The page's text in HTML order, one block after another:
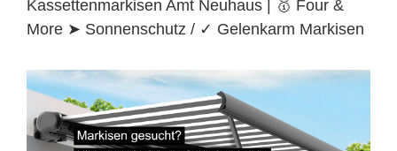
Kassettenmarkisen Amt Neuhaus | 🥇 Four &
More ➤ Sonnenschutz / ✓ Gelenkarm Markisen